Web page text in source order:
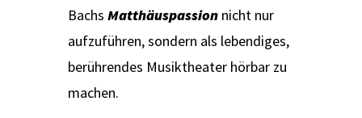
Bachs Matthäuspassion nicht nur
aufzuführen, sondern als lebendiges,
berührendes Musiktheater hörbar zu
machen.